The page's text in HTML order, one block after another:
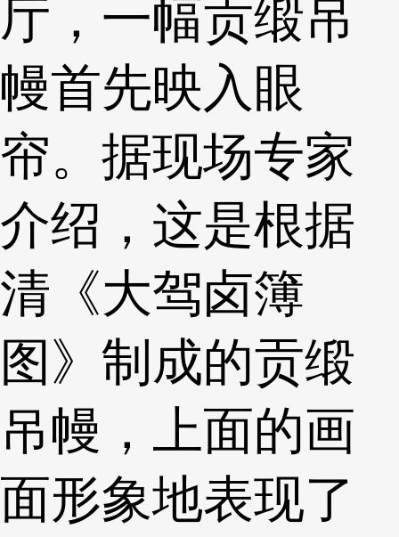
厅，一幅贡缎吊
幔首先映入眼
帘。据现场专家
介绍，这是根据
清《大驾卤簿
图》制成的贡缎
吊幔，上面的画
面形象地表现了